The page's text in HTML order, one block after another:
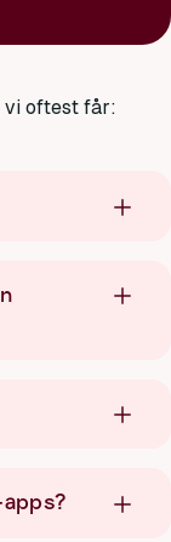
vi oftest får: